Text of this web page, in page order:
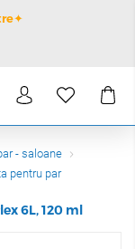
- saloane
pentru par
6L, 120 ml